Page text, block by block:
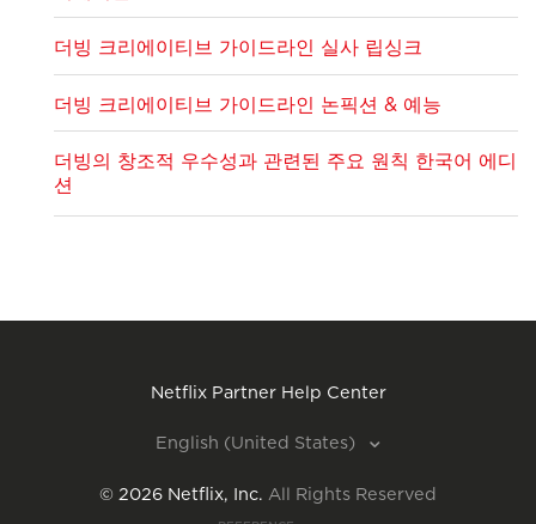
더빙 크리에이티브 가이드라인 실사 립싱크
더빙 크리에이티브 가이드라인 논픽션 & 예능
더빙의 창조적 우수성과 관련된 주요 원칙 한국어 에디
션
Netflix Partner Help Center
English (United States)
© 2026 Netflix, Inc. All Rights Reserved